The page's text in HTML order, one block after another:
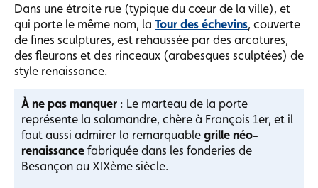
Dans une étroite rue (typique du cœur de la ville), et
qui porte le même nom, la Tour des échevins, couverte
de fines sculptures, est rehaussée par des arcatures,
des fleurons et des rinceaux (arabesques sculptées) de
style renaissance.
À ne pas manquer : Le marteau de la porte
représente la salamandre, chère à François 1er, et il
faut aussi admirer la remarquable grille néo-
renaissance fabriquée dans les fonderies de
Besançon au XIXème siècle.